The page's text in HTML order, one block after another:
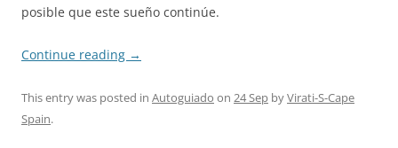
posible que este sueño continúe.
Continue reading →
This entry was posted in Autoguiado on 24 Sep byVirati-S-Cape
Spain.